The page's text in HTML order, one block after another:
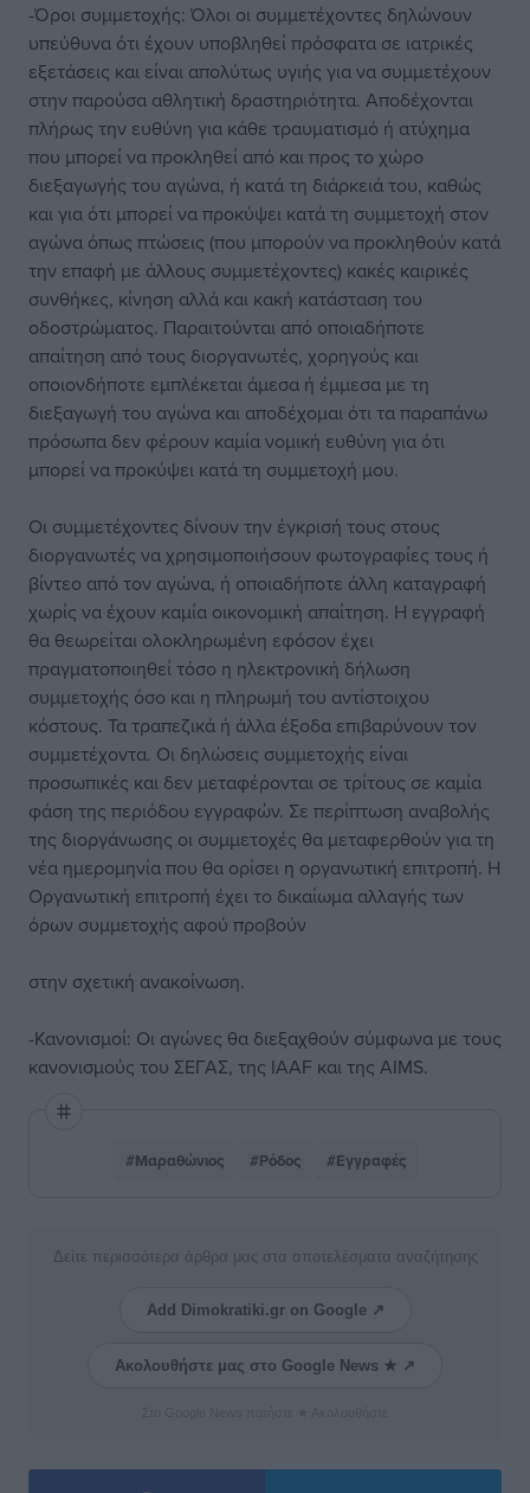
-Όροι συμμετοχής: Όλοι οι συμμετέχοντες δηλώνουν
υπεύθυνα ότι έχουν υποβληθεί πρόσφατα σε ιατρικές
εξετάσεις και είναι απολύτως υγιής για να συμμετέχουν
στην παρούσα αθλητική δραστηριότητα. Αποδέχονται
πλήρως την ευθύνη για κάθε τραυματισμό ή ατύχημα
που μπορεί να προκληθεί από και προς το χώρο
διεξαγωγής του αγώνα, ή κατά τη διάρκειά του, καθώς
και για ότι μπορεί να προκύψει κατά τη συμμετοχή στον
αγώνα όπως πτώσεις (που μπορούν να προκληθούν κατά
την επαφή με άλλους συμμετέχοντες) κακές καιρικές
συνθήκες, κίνηση αλλά και κακή κατάσταση του
οδοστρώματος. Παραιτούνται από οποιαδήποτε
απαίτηση από τους διοργανωτές, χορηγούς και
οποιονδήποτε εμπλέκεται άμεσα ή έμμεσα με τη
διεξαγωγή του αγώνα και αποδέχομαι ότι τα παραπάνω
πρόσωπα δεν φέρουν καμία νομική ευθύνη για ότι
μπορεί να προκύψει κατά τη συμμετοχή μου.
Οι συμμετέχοντες δίνουν την έγκρισή τους στους
διοργανωτές να χρησιμοποιήσουν φωτογραφίες τους ή
βίντεο από τον αγώνα, ή οποιαδήποτε άλλη καταγραφή
χωρίς να έχουν καμία οικονομική απαίτηση. Η εγγραφή
θα θεωρείται ολοκληρωμένη εφόσον έχει
πραγματοποιηθεί τόσο η ηλεκτρονική δήλωση
συμμετοχής όσο και η πληρωμή του αντίστοιχου
κόστους. Τα τραπεζικά ή άλλα έξοδα επιβαρύνουν τον
συμμετέχοντα. Οι δηλώσεις συμμετοχής είναι
προσωπικές και δεν μεταφέρονται σε τρίτους σε καμία
φάση της περιόδου εγγραφών. Σε περίπτωση αναβολής
της διοργάνωσης οι συμμετοχές θα μεταφερθούν για τη
νέα ημερομηνία που θα ορίσει η οργανωτική επιτροπή. Η
Οργανωτική επιτροπή έχει το δικαίωμα αλλαγής των
όρων συμμετοχής αφού προβούν
στην σχετική ανακοίνωση.
-Κανονισμοί: Οι αγώνες θα διεξαχθούν σύμφωνα με τους
κανονισμούς του ΣΕΓΑΣ, της IAAF και της AIMS.
#Μαραθώνιος #Ρόδος #Εγγραφές
Δείτε περισσότερα άρθρα μας στα αποτελέσματα αναζήτησης
Add Dimokratiki.gr on Google ↗
Ακολουθήστε μας στο Google News ★ ↗